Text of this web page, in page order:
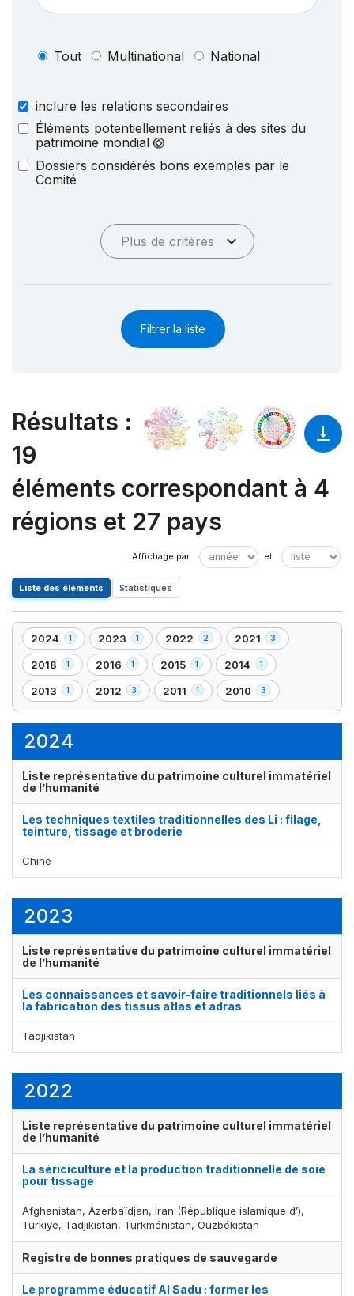
Tout Multinational National
inclure les relations secondaires
Éléments potentiellement reliés à des sites du
patrimoine mondial
Dossiers considérés bons exemples par le
Comité
Plus de critères
Filtrer la liste
Résultats :
19
éléments correspondant à 4
régions et 27 pays
Liste des éléments Statistiques
Affichage par
2024 1
,
1
élément(s)
2023 1
,
1
élément(s)
2022 2
,
2
élément(s)
2021 3
,
3
élément(s)
2018 1
,
1
élément(s)
2016 1
,
1
élément(s)
2015 1
,
1
élément(s)
2014 1
,
1
élément(s)
2013 1
,
1
2012 3
,
3
2011 1
,
1
2010 3
,
3
2024
Liste représentative du patrimoine culturel immatériel
de l’humanité
Les techniques textiles traditionnelles des Li : filage,
teinture, tissage et broderie
Chine
2023
Liste représentative du patrimoine culturel immatériel
de l’humanité
Les connaissances et savoir-faire traditionnels liés à
la fabrication des tissus atlas et adras
Tadjikistan
2022
Liste représentative du patrimoine culturel immatériel
de l’humanité
La sériciculture et la production traditionnelle de soie
pour tissage
Afghanistan, Azerbaïdjan, Iran (République islamique d’),
Türkiye, Tadjikistan, Turkménistan, Ouzbékistan
Registre de bonnes pratiques de sauvegarde
Le programme éducatif Al Sadu : former les